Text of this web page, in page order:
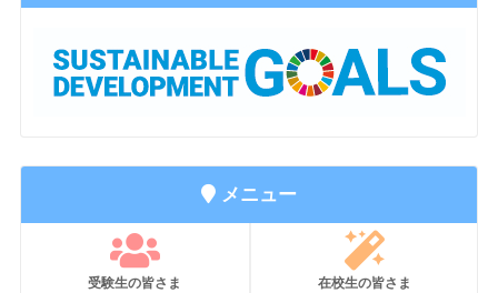
メニュー
受験生の皆さま 在校生の皆さま